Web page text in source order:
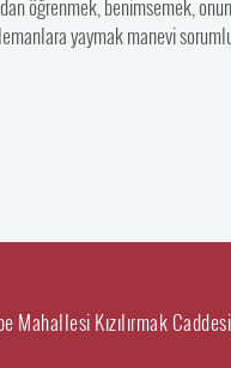
öğrenmek, benimsemek,
yaymak manevi
Mahallesi Kızılırmak